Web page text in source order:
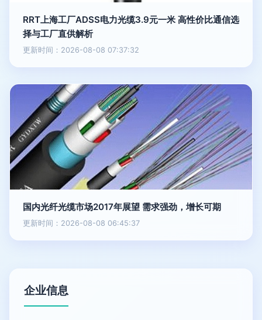
RRT上海工厂ADSS电力光缆3.9元一米 高性价比通信选
择与工厂直供解析
更新时间：2026-08-08 07:37:32
国内光纤光缆市场2017年展望 需求强劲，增长可期
更新时间：2026-08-08 06:45:37
企业信息